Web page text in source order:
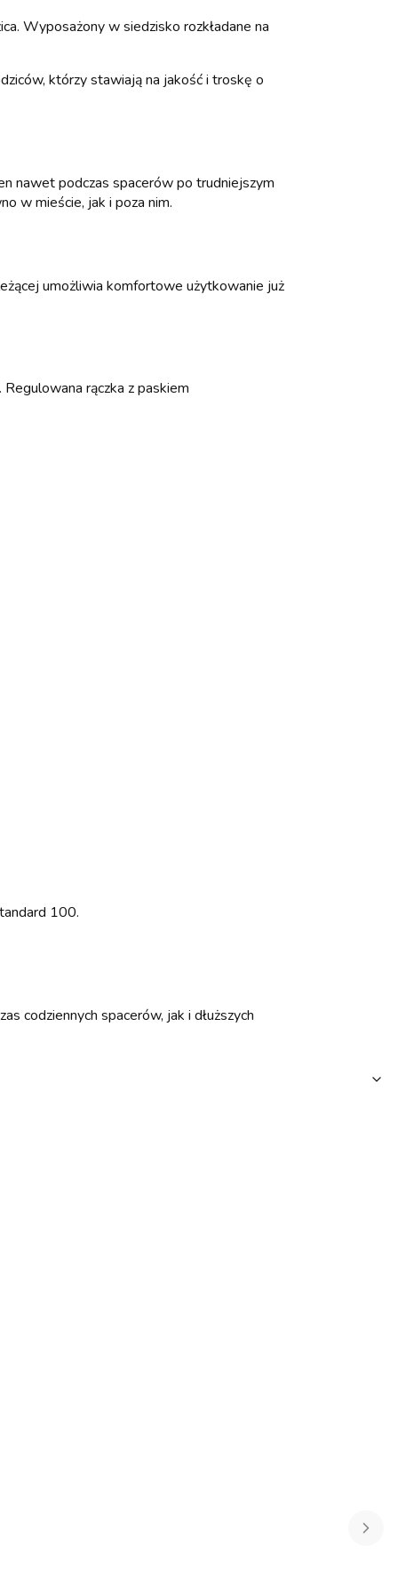
Wyposażony w siedzisko rozkładane na
którzy stawiają na jakość i troskę o
nawet podczas spacerów po trudniejszym
w mieście, jak i poza nim.
umożliwia komfortowe użytkowanie już
rączka z paskiem
100.
codziennych spacerów, jak i dłuższych